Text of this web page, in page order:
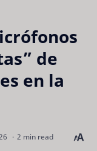
de
en la
2 min read